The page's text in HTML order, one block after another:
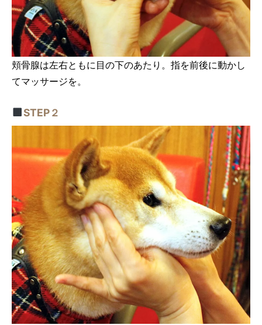
頬骨腺は左右ともに目の下のあたり。指を前後に動かし
てマッサージを。
STEP２